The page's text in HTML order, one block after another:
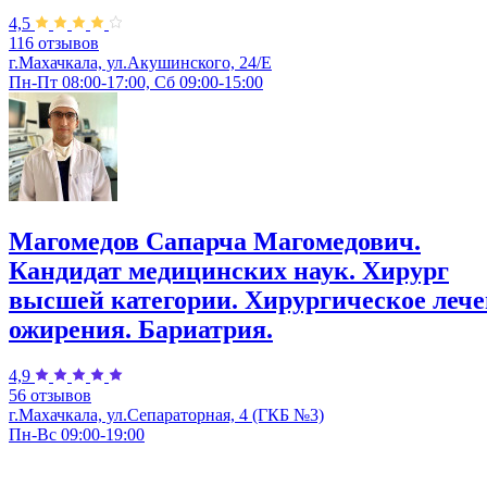
4,5
116 отзывов
г.Махачкала, ул.Акушинского, 24/Е
Пн-Пт 08:00-17:00, Сб 09:00-15:00
Магомедов Сапарча Магомедович.
Кандидат медицинских наук. Хирург
высшей категории. Хирургическое
ожирения. Бариатрия.
4,9
56 отзывов
г.Махачкала, ул.Сепараторная, 4 (ГКБ №3)
Пн-Вс 09:00-19:00